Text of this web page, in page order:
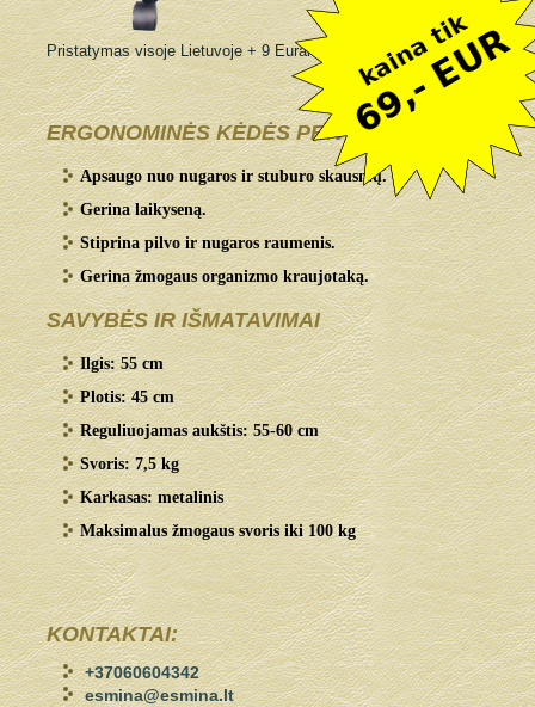
Pristatymas visoje Lietuvoje + 9 Eurai
ERGONOMINĖS KĖDĖS PRIVALUMAI:
Apsaugo nuo nugaros ir stuburo skausmų.
Gerina laikyseną.
Stiprina pilvo ir nugaros raumenis.
Gerina žmogaus organizmo kraujotaką.
SAVYBĖS IR IŠMATAVIMAI
Ilgis: 55 cm
Plotis: 45 cm
Reguliuojamas aukštis: 55-60 cm
Svoris: 7,5 kg
Karkasas: metalinis
Maksimalus žmogaus svoris iki 100 kg
KONTAKTAI:
+37060604342
esmina@esmina.lt